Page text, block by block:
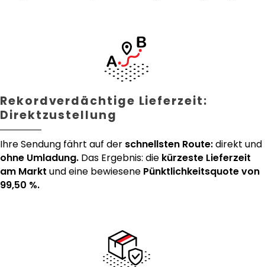
Rekordverdächtige Lieferzeit:
Direktzustellung
Ihre Sendung fährt auf der schnellsten Route:direkt und
ohne Umladung. Das Ergebnis: die kürzeste Lieferzeit
am Markt und eine bewiesene Pünktlichkeitsquote von
99,50 %.